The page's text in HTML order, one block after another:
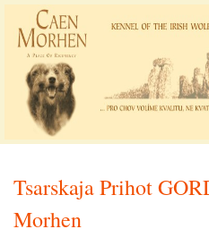
Tsarskaja Prihot
Morhen